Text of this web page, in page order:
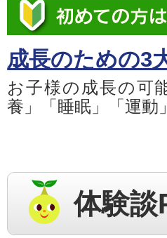
成長のための3
お子様の成長の可
養」「睡眠」「運
体験談